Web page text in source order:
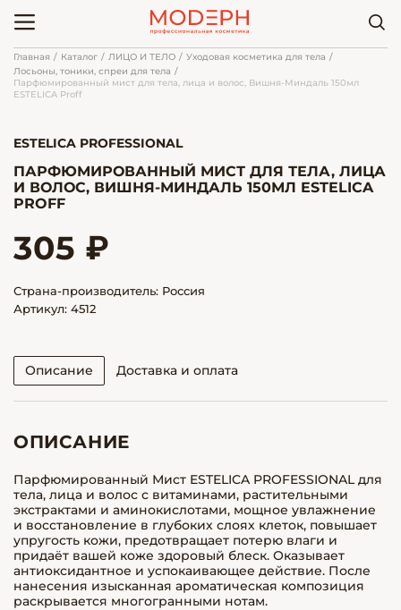
Главная Каталог ЛИЦО И ТЕЛО
Уходовая косметика для тела
Лосьоны, тоники, спреи для тела
Парфюмированный мист для тела, лица и волос, Вишня-Миндаль 150мл
ESTELICA Proff
ESTELICA PROFESSIONAL
ПАРФЮМИРОВАННЫЙ МИСТ ДЛЯ ТЕЛА, ЛИЦА
И ВОЛОС, ВИШНЯ-МИНДАЛЬ 150МЛ ESTELICA
PROFF
305 ₽
Страна-производитель: Россия
Артикул: 4512
Описание Доставка и оплата
ОПИСАНИЕ
Парфюмированный Мист ESTELICA PROFESSIONAL для
тела, лица и волос с витаминами, растительными
экстрактами и аминокислотами, мощное увлажнение
и восстановление в глубоких слоях клеток, повышает
упругость кожи, предотвращает потерю влаги и
придаёт вашей коже здоровый блеск. Оказывает
антиоксидантное и успокаивающее действие. После
нанесения изысканная ароматическая композиция
раскрывается многогранными нотам.